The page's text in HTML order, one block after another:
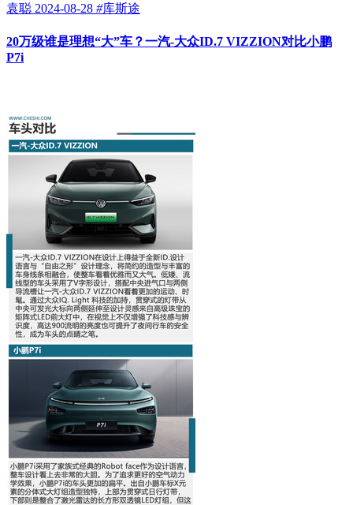
袁聪 2024-08-28 #库斯途
20万级谁是理想“大”车？一汽-大众ID.7 VIZZION对比小鹏
P7i